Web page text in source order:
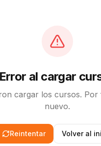
Error al cargar
cargar los cursos. Por
nuevo.
Reintentar Volver al